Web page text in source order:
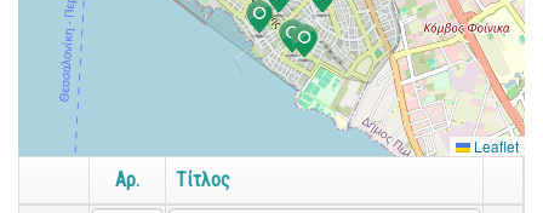
Leaflet
Αρ. Τίτλος